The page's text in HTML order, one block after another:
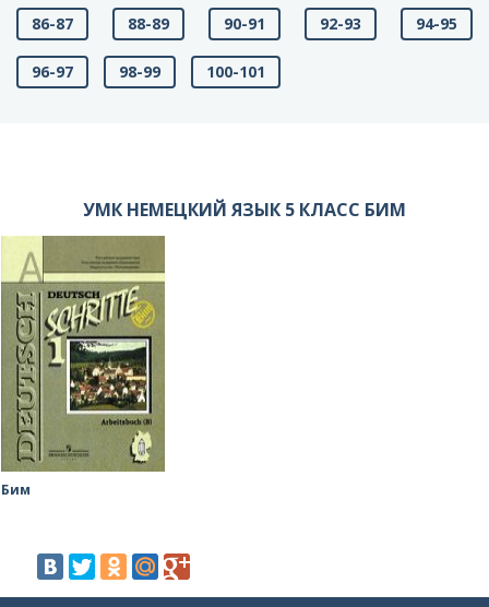
86-87 88-89 90-91 92-93 94-95
96-97 98-99 100-101
УМК НЕМЕЦКИЙ ЯЗЫК 5 КЛАСС БИМ
Бим